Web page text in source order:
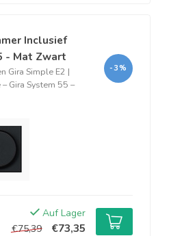
Inclusief
- Mat Zwart
Gira Simple E2 |
Gira System 55 –
-3%
Auf Lager
€75,39
€73,35